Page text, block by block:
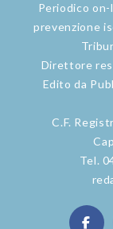
Periodico
prevenzione
Direttore
Edito da
C.F.
Tel.